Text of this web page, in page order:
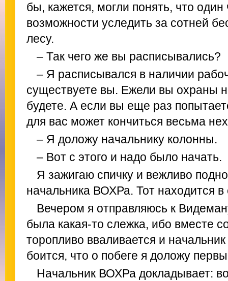
бы, кажется, могли понять, что
возможности уследить за сотней
лесу.
– Так чего же вы расписывались?
– Я расписывался в наличии
существуете вы. Ежели вы охраны
будете. А если вы еще раз
для вас может кончиться весьма
– Я доложу начальнику колонны.
– Вот с этого и надо было начать.
Я зажигаю спичку и вежливо
начальника ВОХРа. Тот находится
Вечером я отправляюсь к
была какая-то слежка, ибо вместе
торопливо вваливается и
боится, что о побеге я доложу
Начальник ВОХРа докладывает: